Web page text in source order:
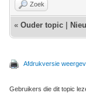
Zoek
« Ouder topic
Afdrukversie
Gebruikers die dit topic